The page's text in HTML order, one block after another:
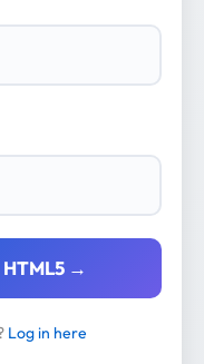
→
Log in here